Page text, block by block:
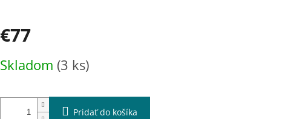
€77
cena:
Skladom (3 ks)
Pridať do košíka